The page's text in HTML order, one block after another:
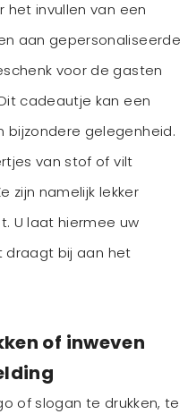
het invullen van een
aan gepersonaliseerde
voor de gasten
cadeautje kan een
bijzondere gelegenheid.
van stof of vilt
zijn namelijk lekker
U laat hiermee uw
draagt bij aan het
of inweven
of slogan te drukken, te